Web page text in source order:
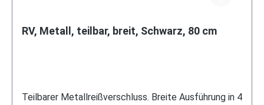
RV, Metall, teilbar, breit, Schwarz, 80 cm
Teilbarer Metallreißverschluss. Breite Ausführung in 4